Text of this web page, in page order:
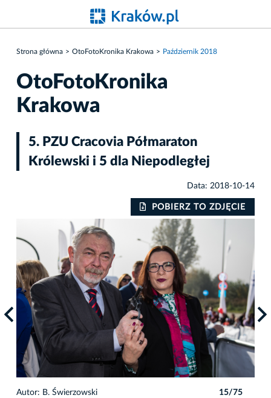
Strona główna OtoFotoKronika Krakowa Październik 2018
OtoFotoKronika
Krakowa
5. PZU Cracovia Półmaraton
Królewski i 5 dla Niepodległej
Data: 2018-10-14
POBIERZ TO ZDJĘCIE
Autor: B. Świerzowski 15/75